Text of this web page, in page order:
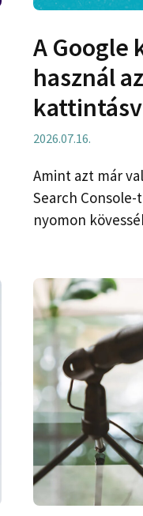
A Google
használ
2026.07.16.
Amint azt már
Search
nyomon